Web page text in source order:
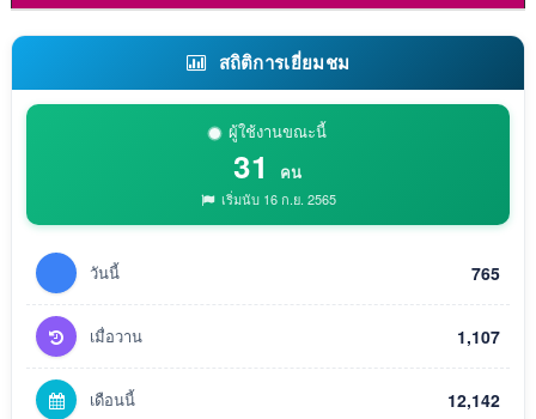
สถิติการเยี่ยมชม
ผู้ใช้งานขณะนี้
31 คน
เริ่มนับ 16 ก.ย. 2565
วันนี้ 765
เมื่อวาน 1,107
เดือนนี้ 12,142